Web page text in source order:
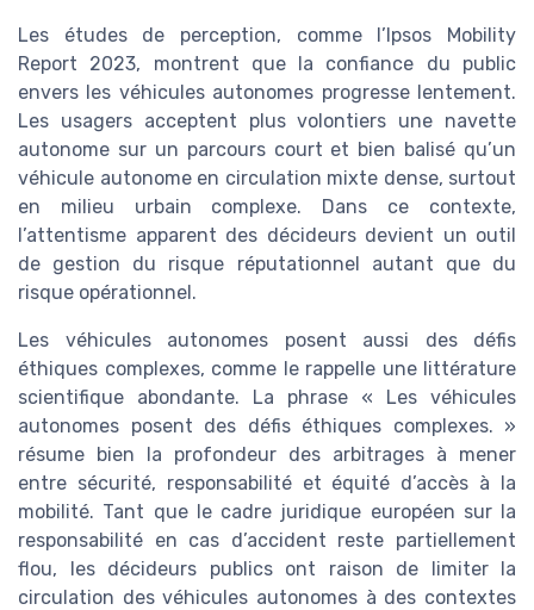
Les études de perception, comme l’Ipsos Mobility
Report 2023, montrent que la confiance du public
envers les véhicules autonomes progresse lentement.
Les usagers acceptent plus volontiers une navette
autonome sur un parcours court et bien balisé qu’un
véhicule autonome en circulation mixte dense, surtout
en milieu urbain complexe. Dans ce contexte,
l’attentisme apparent des décideurs devient un outil
de gestion du risque réputationnel autant que du
risque opérationnel.
Les véhicules autonomes posent aussi des défis
éthiques complexes, comme le rappelle une littérature
scientifique abondante. La phrase « Les véhicules
autonomes posent des défis éthiques complexes. »
résume bien la profondeur des arbitrages à mener
entre sécurité, responsabilité et équité d’accès à la
mobilité. Tant que le cadre juridique européen sur la
responsabilité en cas d’accident reste partiellement
flou, les décideurs publics ont raison de limiter la
circulation des véhicules autonomes à des contextes